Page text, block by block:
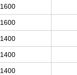
1600
1600
1400
1400
1400